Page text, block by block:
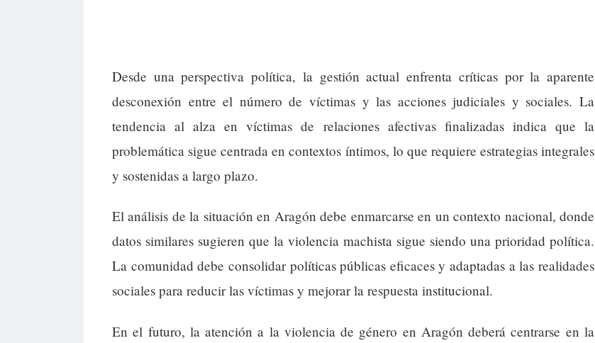
Desde una perspectiva política, la gestión actual enfrenta críticas por la aparente
desconexión entre el número de víctimas y las acciones judiciales y sociales. La
tendencia al alza en víctimas de relaciones afectivas finalizadas indica que la
problemática sigue centrada en contextos íntimos, lo que requiere estrategias integrales
y sostenidas a largo plazo.
El análisis de la situación en Aragón debe enmarcarse en un contexto nacional, donde
datos similares sugieren que la violencia machista sigue siendo una prioridad política.
La comunidad debe consolidar políticas públicas eficaces y adaptadas a las realidades
sociales para reducir las víctimas y mejorar la respuesta institucional.
En el futuro, la atención a la violencia de género en Aragón deberá centrarse en la